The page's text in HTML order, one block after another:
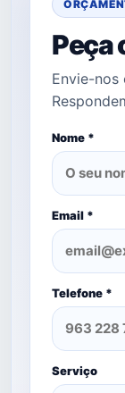
Peça
Envie-nos
Nome *
Email *
Telefone *
Serviço